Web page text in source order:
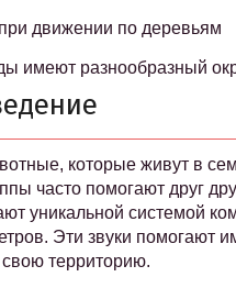
движении по деревьям
имеют разнообразный
которые живут в
часто помогают друг
уникальной системой
Эти звуки помогают
территорию.